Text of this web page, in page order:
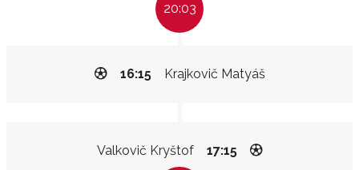
20:03
Krajkovič Matyáš
16:15
Valkovič Kryštof 17:15